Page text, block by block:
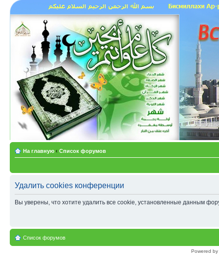
На главную ‹ Список форумов
Удалить cookies конференции
Вы уверены, что хотите удалить все cookie, установленные данным
Список форумов
Powered by